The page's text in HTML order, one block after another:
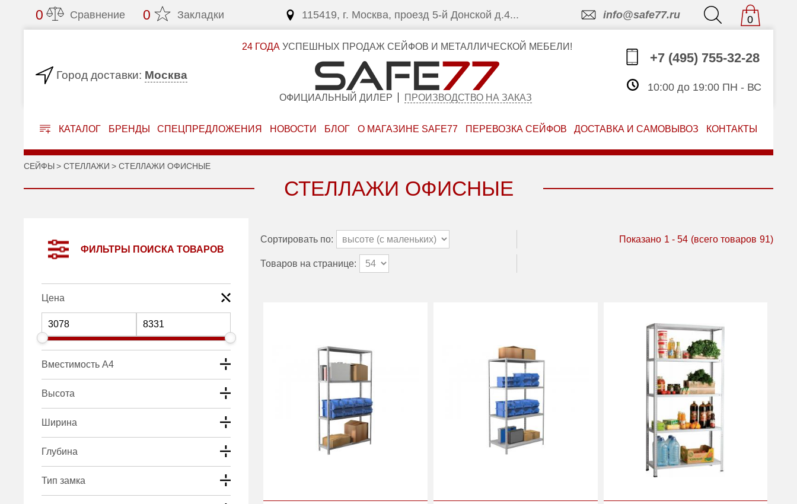
0 Сравнение 0 Закладки 115419, г. Москва, проезд 5-й Донской д.4... info@safe77.ru 0
Город доставки: Москва
24 ГОДАУСПЕШНЫХ ПРОДАЖ СЕЙФОВ И МЕТАЛЛИЧЕСКОЙ МЕБЕЛИ!
ОФИЦИАЛЬНЫЙ ДИЛЕР ПРОИЗВОДСТВО НА ЗАКАЗ
+7 (495) 755-32-28
10:00 до 19:00 ПН - ВС
КАТАЛОГ БРЕНДЫ СПЕЦПРЕДЛОЖЕНИЯ НОВОСТИ БЛОГ О МАГАЗИНЕ SAFE77 ПЕРЕВОЗКА СЕЙФОВ ДОСТАВКА И САМОВЫВОЗ КОНТАКТЫ
СЕЙФЫ СТЕЛЛАЖИ СТЕЛЛАЖИ ОФИСНЫЕ
СТЕЛЛАЖИ ОФИСНЫЕ
ФИЛЬТРЫ ПОИСКА ТОВАРОВ
Цена
Вместимость А4
Высота
Ширина
Глубина
Тип замка
Сортировать по:
Товаров на странице:
Показано 1 - 54 (всего товаров 91)